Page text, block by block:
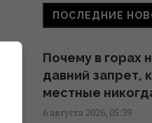
пакетик
экспертов
Небольшая
вторглась и
ПОСЛЕДНИЕ
Почему в горах
давний запрет,
местные
6 августа 2026, 05:39